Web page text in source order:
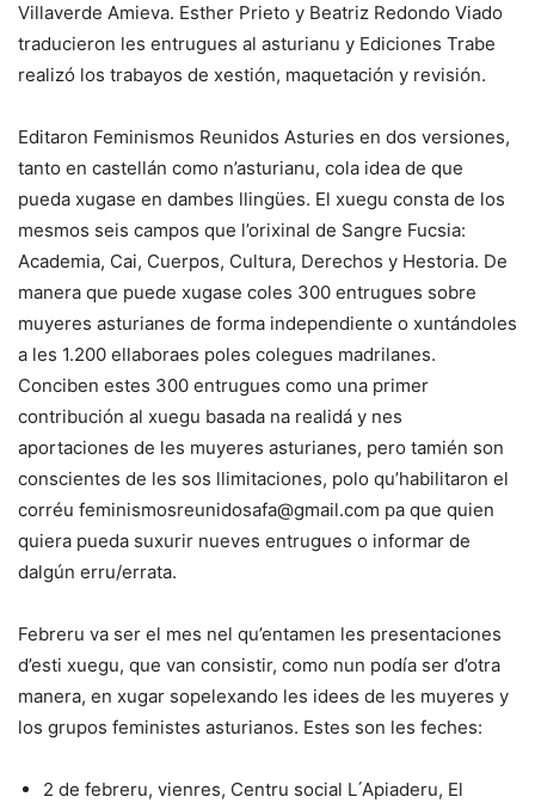
Villaverde Amieva. Esther Prieto y Beatriz Redondo Viado
traducieron les entrugues al asturianu y Ediciones Trabe
realizó los trabayos de xestión, maquetación y revisión.
Editaron Feminismos Reunidos Asturies en dos versiones,
tanto en castellán como n’asturianu, cola idea de que
pueda xugase en dambes llingües. El xuegu consta de los
mesmos seis campos que l’orixinal de Sangre Fucsia:
Academia, Cai, Cuerpos, Cultura, Derechos y Hestoria. De
manera que puede xugase coles 300 entrugues sobre
muyeres asturianes de forma independiente o xuntándoles
a les 1.200 ellaboraes poles colegues madrilanes.
Conciben estes 300 entrugues como una primer
contribución al xuegu basada na realidá y nes
aportaciones de les muyeres asturianes, pero tamién son
conscientes de les sos llimitaciones, polo qu’habilitaron el
corréu feminismosreunidosafa@gmail.com pa que quien
quiera pueda suxurir nueves entrugues o informar de
dalgún erru/errata.
Febreru va ser el mes nel qu’entamen les presentaciones
d’esti xuegu, que van consistir, como nun podía ser d’otra
manera, en xugar sopelexando les idees de les muyeres y
los grupos feministes asturianos. Estes son les feches:
2 de febreru, vienres, Centru social L ́Apiaderu, El